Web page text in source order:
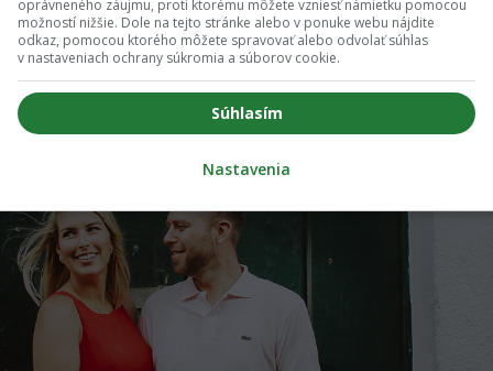
Ak si nezadaná, ku koncu týždňa ťa čaká flirt, z ktorého sa
ten typ muža, ktorý ťa privedie do šialenstva, budeš si s
oprávneného záujmu, proti ktorému môžete vzniesť námietku pomocou
možností nižšie. Dole na tejto stránke alebo v ponuke webu nájdite
odkaz, pomocou ktorého môžete spravovať alebo odvolať súhlas
v nastaveniach ochrany súkromia a súborov cookie.
Súhlasím
Nastavenia